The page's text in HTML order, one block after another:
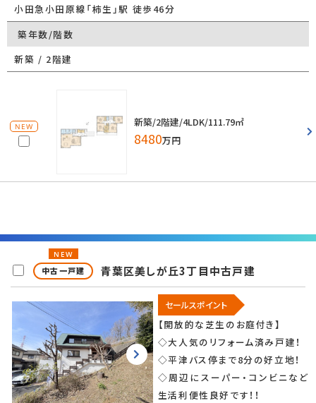
小田急小田原線「柿生」駅 徒歩46分
築年数/階数
新築 / 2階建
NEW 新築/2階建/4LDK/111.79㎡
8480万円
NEW
中古一戸建 青葉区美しが丘3丁目中古戸建
セールスポイント
【開放的な芝生のお庭付き】
◇大人気のリフォーム済み戸建！
◇平津バス停まで8分の好立地！
◇周辺にスーパー・コンビニなど
生活利便性良好です！！